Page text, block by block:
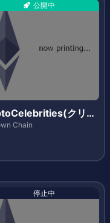
公開中
クリプ
ブリティーズ)
Chain
停止中